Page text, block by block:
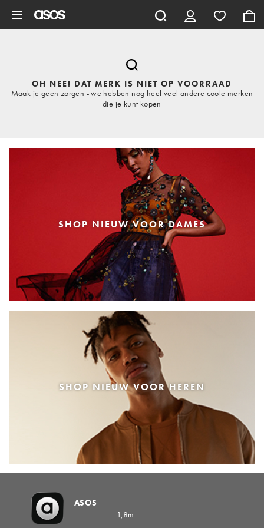
OH NEE! DAT MERK IS NIET OP VOORRAAD
Maak je geen zorgen - we hebben nog heel veel andere coole merken
die je kunt kopen
SHOP NIEUW VOOR DAMES
SHOP NIEUW VOOR HEREN
ASOS
1,8m